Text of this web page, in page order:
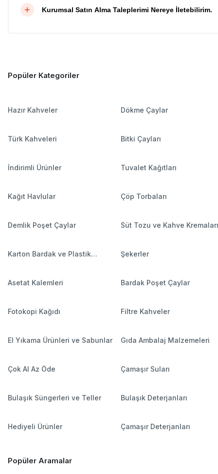
Kurumsal Satın Alma Taleplerimi Nereye İletebilirim.
Popüler Kategoriler
Hazır Kahveler Dökme Çaylar
Türk Kahveleri Bitki Çayları
İndirimli Ürünler Tuvalet Kağıtları
Kağıt Havlular Çöp Torbaları
Demlik Poşet Çaylar Süt Tozu ve Kahve Kremaları
Karton Bardak ve Plastik
Şekerler
Asetat Kalemleri Bardak Poşet Çaylar
Fotokopi Kağıdı Filtre Kahveler
El Yıkama Ürünleri ve Sabunlar Gıda Ambalaj Malzemeleri
Çok Al Az Öde Çamaşır Suları
Bulaşık Süngerleri ve Teller Bulaşık Deterjanları
Hediyeli Ürünler Çamaşır Deterjanları
Popüler Aramalar